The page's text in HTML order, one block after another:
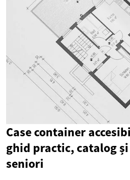
Case container
ghid practic, catalog
seniori